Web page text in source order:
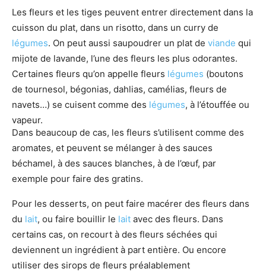
Les fleurs et les tiges peuvent entrer directement dans la
cuisson du plat, dans un risotto, dans un curry de
légumes. On peut aussi saupoudrer un plat de viande qui
mijote de lavande, l’une des fleurs les plus odorantes.
Certaines fleurs qu’on appelle fleurs légumes (boutons
de tournesol, bégonias, dahlias, camélias, fleurs de
navets…) se cuisent comme des légumes, à l’étouffée ou
vapeur.
Dans beaucoup de cas, les fleurs s’utilisent comme des
aromates, et peuvent se mélanger à des sauces
béchamel, à des sauces blanches, à de l’œuf, par
exemple pour faire des gratins.
Pour les desserts, on peut faire macérer des fleurs dans
du lait, ou faire bouillir le lait avec des fleurs. Dans
certains cas, on recourt à des fleurs séchées qui
deviennent un ingrédient à part entière. Ou encore
utiliser des sirops de fleurs préalablement